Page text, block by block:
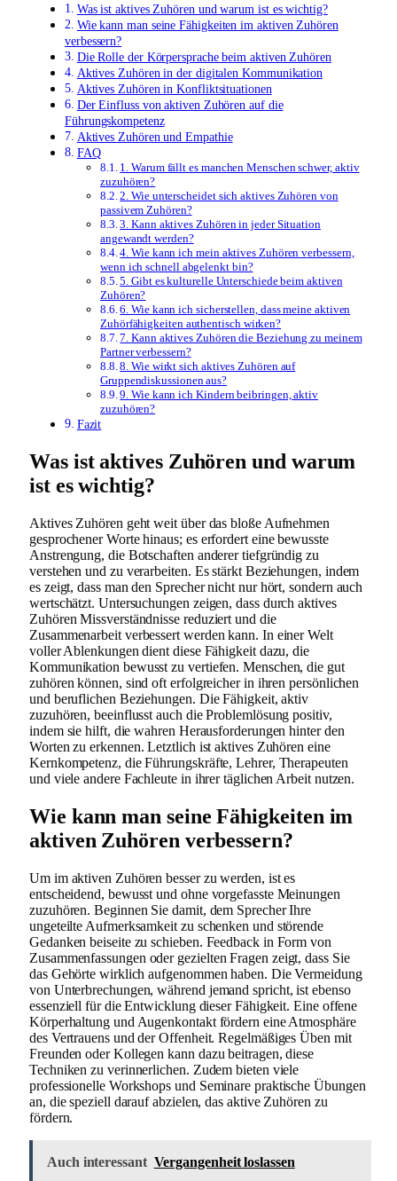
Was ist aktives Zuhören und warum ist es wichtig?
Wie kann man seine Fähigkeiten im aktiven Zuhören
verbessern?
Die Rolle der Körpersprache beim aktiven Zuhören
Aktives Zuhören in der digitalen Kommunikation
Aktives Zuhören in Konfliktsituationen
Der Einfluss von aktiven Zuhören auf die
Führungskompetenz
Aktives Zuhören und Empathie
FAQ
1. Warum fällt es manchen Menschen schwer, aktiv
zuzuhören?
2. Wie unterscheidet sich aktives Zuhören von
passivem Zuhören?
3. Kann aktives Zuhören in jeder Situation
angewandt werden?
4. Wie kann ich mein aktives Zuhören verbessern,
wenn ich schnell abgelenkt bin?
5. Gibt es kulturelle Unterschiede beim aktiven
Zuhören?
6. Wie kann ich sicherstellen, dass meine aktiven
Zuhörfähigkeiten authentisch wirken?
7. Kann aktives Zuhören die Beziehung zu meinem
Partner verbessern?
8. Wie wirkt sich aktives Zuhören auf
Gruppendiskussionen aus?
9. Wie kann ich Kindern beibringen, aktiv
zuzuhören?
Fazit
Was ist aktives Zuhören und warum
ist es wichtig?
Aktives Zuhören geht weit über das bloße Aufnehmen
gesprochener Worte hinaus; es erfordert eine bewusste
Anstrengung, die Botschaften anderer tiefgründig zu
verstehen und zu verarbeiten. Es stärkt Beziehungen, indem
es zeigt, dass man den Sprecher nicht nur hört, sondern auch
wertschätzt. Untersuchungen zeigen, dass durch aktives
Zuhören Missverständnisse reduziert und die
Zusammenarbeit verbessert werden kann. In einer Welt
voller Ablenkungen dient diese Fähigkeit dazu, die
Kommunikation bewusst zu vertiefen. Menschen, die gut
zuhören können, sind oft erfolgreicher in ihren persönlichen
und beruflichen Beziehungen. Die Fähigkeit, aktiv
zuzuhören, beeinflusst auch die Problemlösung positiv,
indem sie hilft, die wahren Herausforderungen hinter den
Worten zu erkennen. Letztlich ist aktives Zuhören eine
Kernkompetenz, die Führungskräfte, Lehrer, Therapeuten
und viele andere Fachleute in ihrer täglichen Arbeit nutzen.
Wie kann man seine Fähigkeiten im
aktiven Zuhören verbessern?
Um im aktiven Zuhören besser zu werden, ist es
entscheidend, bewusst und ohne vorgefasste Meinungen
zuzuhören. Beginnen Sie damit, dem Sprecher Ihre
ungeteilte Aufmerksamkeit zu schenken und störende
Gedanken beiseite zu schieben. Feedback in Form von
Zusammenfassungen oder gezielten Fragen zeigt, dass Sie
das Gehörte wirklich aufgenommen haben. Die Vermeidung
von Unterbrechungen, während jemand spricht, ist ebenso
essenziell für die Entwicklung dieser Fähigkeit. Eine offene
Körperhaltung und Augenkontakt fördern eine Atmosphäre
des Vertrauens und der Offenheit. Regelmäßiges Üben mit
Freunden oder Kollegen kann dazu beitragen, diese
Techniken zu verinnerlichen. Zudem bieten viele
professionelle Workshops und Seminare praktische Übungen
an, die speziell darauf abzielen, das aktive Zuhören zu
fördern.
Auch interessant Vergangenheit loslassen